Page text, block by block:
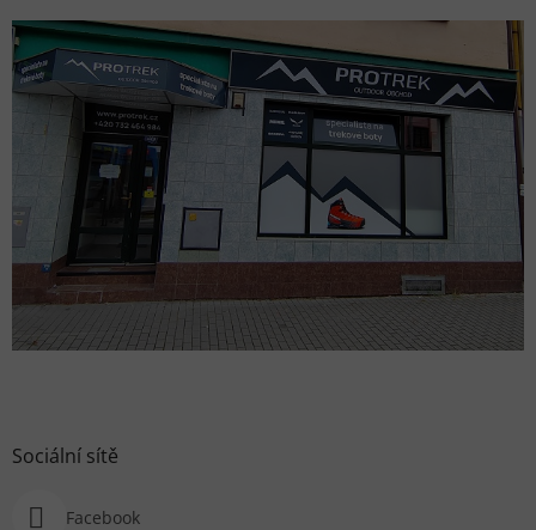
Sociální sítě
Facebook